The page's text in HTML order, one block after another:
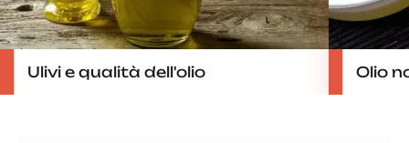
Ulivi e qualità dell'olio Olio